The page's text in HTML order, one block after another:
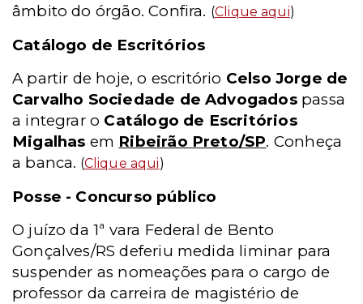
âmbito do órgão. Confira. (Clique aqui)
Catálogo de Escritórios
A partir de hoje, o escritório Celso Jorge de
Carvalho Sociedade de Advogadospassa
a integrar o Catálogo de Escritórios
Migalhas em Ribeirão Preto/SP. Conheça
a banca. (Clique aqui)
Posse - Concurso público
O juízo da 1ª vara Federal de Bento
Gonçalves/RS deferiu medida liminar para
suspender as nomeações para o cargo de
professor da carreira de magistério de